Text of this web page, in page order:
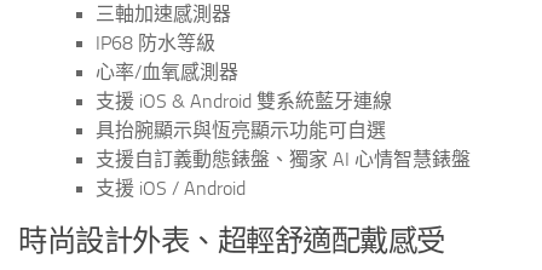
三軸加速感測器
IP68 防水等級
心率/血氧感測器
支援 iOS & Android 雙系統藍牙連線
具抬腕顯示與恆亮顯示功能可自選
支援自訂義動態錶盤、獨家 AI 心情智慧錶盤
支援 iOS / Android
時尚設計外表、超輕舒適配戴感受